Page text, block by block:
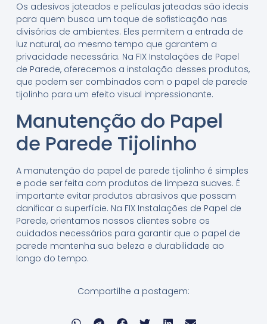
Os adesivos jateados e películas jateadas são ideais
para quem busca um toque de sofisticação nas
divisórias de ambientes. Eles permitem a entrada de
luz natural, ao mesmo tempo que garantem a
privacidade necessária. Na FIX Instalações de Papel
de Parede, oferecemos a instalação desses produtos,
que podem ser combinados com o papel de parede
tijolinho para um efeito visual impressionante.
Manutenção do Papel
de Parede Tijolinho
A manutenção do papel de parede tijolinho é simples
e pode ser feita com produtos de limpeza suaves. É
importante evitar produtos abrasivos que possam
danificar a superfície. Na FIX Instalações de Papel de
Parede, orientamos nossos clientes sobre os
cuidados necessários para garantir que o papel de
parede mantenha sua beleza e durabilidade ao
longo do tempo.
Compartilhe a postagem: